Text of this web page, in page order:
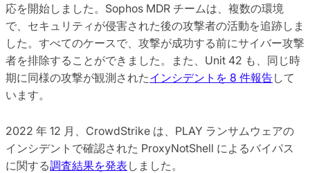
応を開始しました。Sophos MDR チームは、複数の環境
で、セキュリティが侵害された後の攻撃者の活動を追跡しま
した。すべてのケースで、攻撃が成功する前にサイバー攻撃
者を排除することができました。また、Unit 42 も、同じ時
期に同様の攻撃が観測されたインシデントを 8 件報告して
います。
2022 年 12 月、CrowdStrike は、PLAY ランサムウェアの
インシデントで確認された ProxyNotShell によるバイパス
に関する調査結果を発表 しました。